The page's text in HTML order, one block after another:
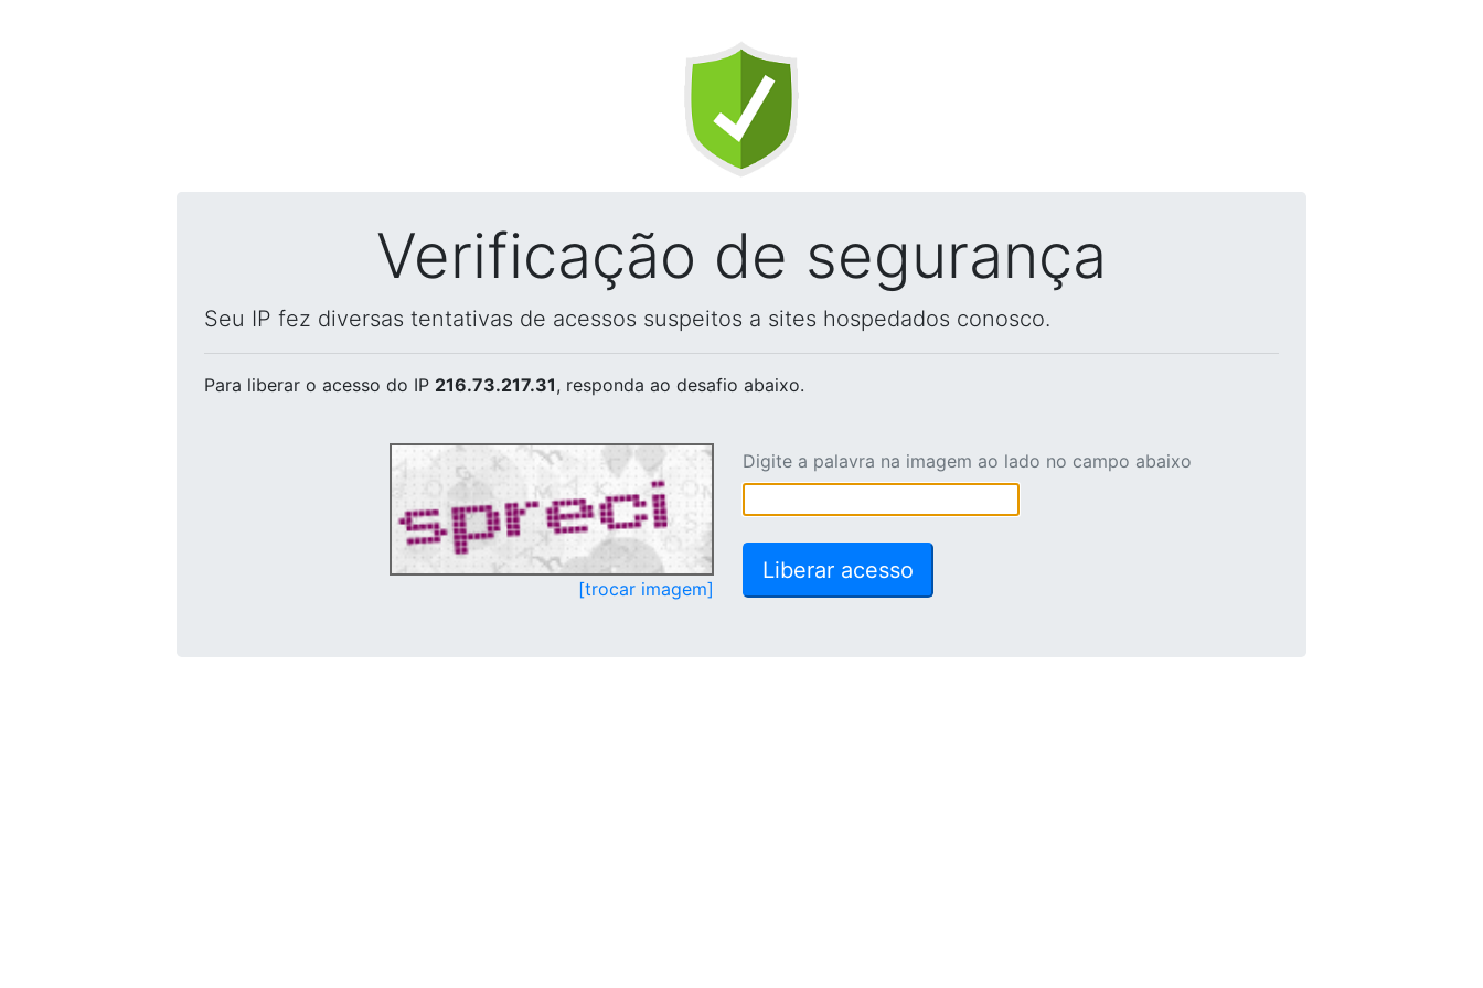
Verificação de segurança
Seu IP fez diversas tentativas de acessos suspeitos a sites hospedados conosco.
Para liberar o acesso do IP 216.73.217.31, responda ao desafio abaixo.
[trocar imagem]
Digite a palavra na imagem ao lado no campo abaixo